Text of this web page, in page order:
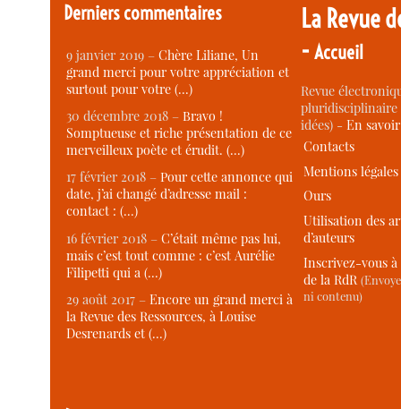
Derniers commentaires
9 janvier 2019 –Chère Liliane, Un
grand merci pour votre appréciation et
surtout pour votre (…)
30 décembre 2018 –Bravo !
Somptueuse et riche présentation de ce
merveilleux poète et érudit. (…)
17 février 2018 –Pour cette annonce qui
date, j’ai changé d’adresse mail :
contact : (…)
16 février 2018 –C’était même pas lui,
mais c’est tout comme : c’est Aurélie
Filipetti qui a (…)
29 août 2017 –Encore un grand merci à
la Revue des Ressources, à Louise
Desrenards et (…)
La Revue
-Accueil
Revue
idées) -En
Contacts
Mentions légales
Ours
Utilisation des
d’auteurs
Inscrivez-vous
de la RdR
ni contenu)